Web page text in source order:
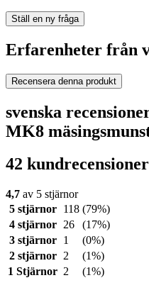
Ställ en ny fråga
Erfarenheter från
Recensera denna produkt
svenska
MK8
42
4,7 av 5 stjärnor
5 stjärnor
118 (79%)
4 stjärnor
26
(17%)
3 stjärnor
1
(0%)
2 stjärnor
2
(1%)
1 Stjärnor 2 (1%)